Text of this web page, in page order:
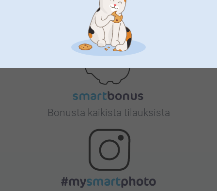
Tyytyväisyystakuu
Bonusta kaikista tilauksista